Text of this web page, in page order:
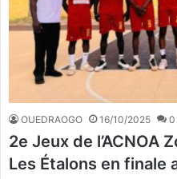
OUEDRAOGO 16/10/2025 0
2e Jeux de l’ACNOA
Les Étalons en finale